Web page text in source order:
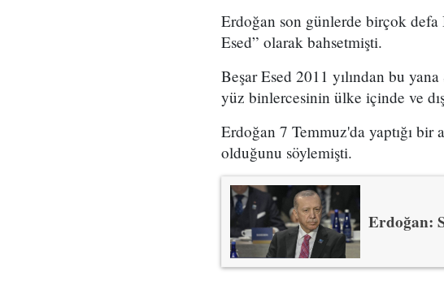
Erdoğan son günlerde birçok defa
Esed” olarak bahsetmişti.
Beşar Esed 2011 yılından bu
yüz binlercesinin ülke içinde ve
Erdoğan 7 Temmuz'da yaptığı bir
olduğunu söylemişti.
Erdoğan: